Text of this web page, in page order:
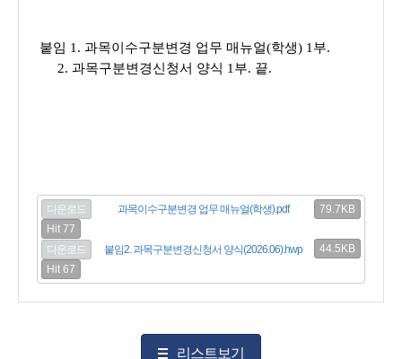
붙임 1. 과목이수구분변경 업무 매뉴얼(학생) 1부.
2. 과목구분변경신청서 양식 1부. 끝.
다운로드 과목이수구분변경 업무 매뉴얼(학생).pdf
79.7KB
Hit 77
다운로드
붙임2. 과목구분변경신청서 양식(2026.06).hwp
44.5KB
Hit 67
리스트보기